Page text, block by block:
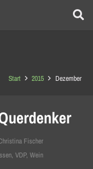
Start 2015 Dezember
Fischer
, VDP, Wein